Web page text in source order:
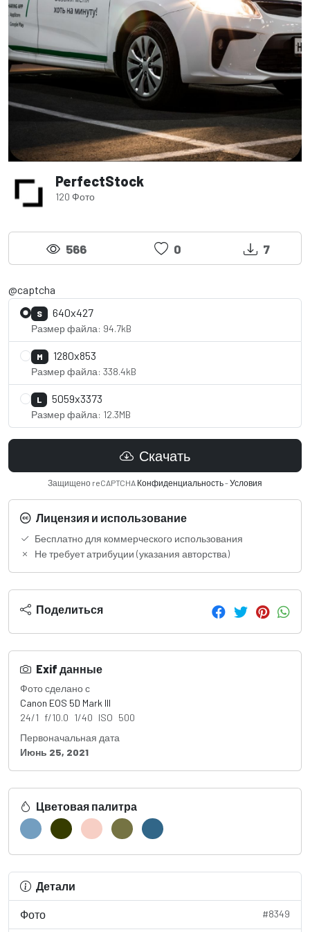
PerfectStock
120 Фото
566 0 7
@captcha
S 640x427
Размер файла: 94.7kB
M 1280x853
Размер файла: 338.4kB
L 5059x3373
Размер файла: 12.3MB
Скачать
Защищено reCAPTCHA Конфиденциальность-Условия
Лицензия и использование
Бесплатно для коммерческого использования
Не требует атрибуции (указания авторства)
Поделиться
Exif данные
Фото сделано с
Canon EOS 5D Mark III
24/1 f/10.0 1/40 ISO 500
Первоначальная дата
Июнь 25, 2021
Цветовая палитра
Детали
Фото #8349